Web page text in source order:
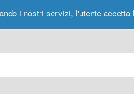
Portale Forum Nuovi
i nostri servizi, l'utente accetta